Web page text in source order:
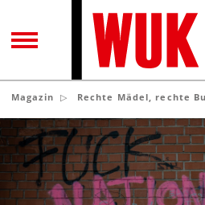
TOGGLE
Magazin Rechte Mädel, rechte
Rechte
Mädel,
rechte
Burschen